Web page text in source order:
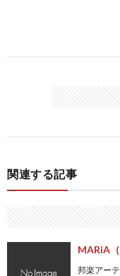
関連する記事
MARiA
邦楽アー